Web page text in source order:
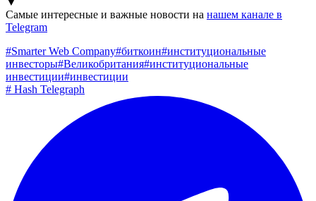
Самые интересные и важные новости на нашем канале в
Telegram
#Smarter Web Company#биткоин#институциональные
инвесторы#Великобритания#институциональные
инвестиции#инвестиции
# Hash Telegraph